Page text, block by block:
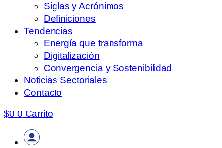
Siglas y Acrónimos
Definiciones
Tendencias
Energía que transforma
Digitalización
Convergencia y Sostenibilidad
Noticias Sectoriales
Contacto
$0 0 Carrito